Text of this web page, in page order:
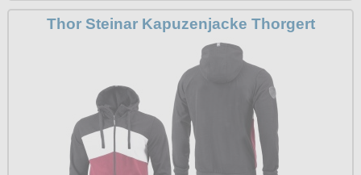
Thor Steinar Kapuzenjacke Thorgert